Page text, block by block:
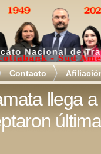
Contacto
llega
última